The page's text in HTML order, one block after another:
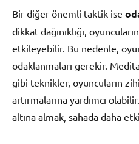
Bir diğer önemli taktik ise
dikkat dağınıklığı,
etkileyebilir. Bu nedenle,
odaklanmaları gerekir.
gibi teknikler, oyuncuların
artırmalarına yardımcı
altına almak, sahada daha